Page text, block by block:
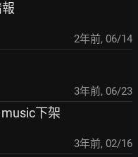
2年前, 06/14
3年前, 06/23
下架
3年前, 02/16